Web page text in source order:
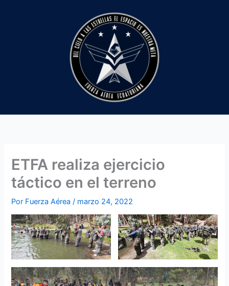
ETFA realiza ejercicio
táctico en el terreno
Por Fuerza Aérea/ marzo 24, 2022